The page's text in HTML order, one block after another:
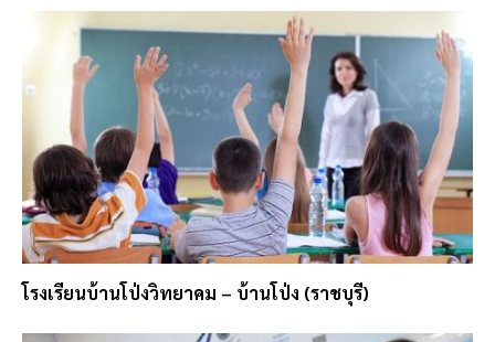
โรงเรียนบ้านโป่งวิทยาคม – บ้านโป่ง (ราชบุรี)